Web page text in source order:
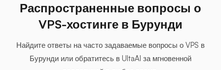
Распространенные вопросы о
VPS-хостинге в Бурунди
Найдите ответы на часто задаваемые вопросы о VPS в
Бурунди или обратитесь в UltaAI за мгновенной